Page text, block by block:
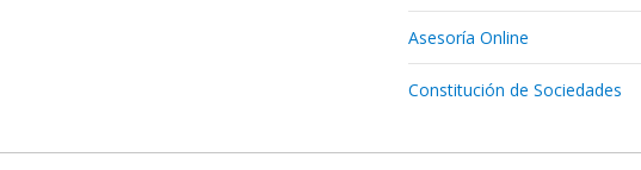
Asesoría Online
Constitución de Sociedades